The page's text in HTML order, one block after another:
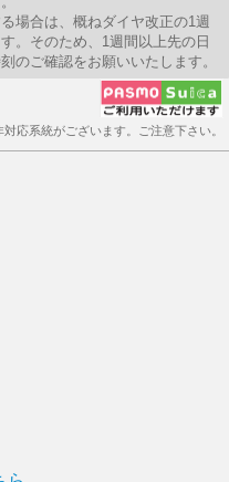
場合は、概ねダイヤ改正の1週
。そのため、1週間以上先の日
のご確認をお願いいたします。
応系統がございます。ご注意下さい。